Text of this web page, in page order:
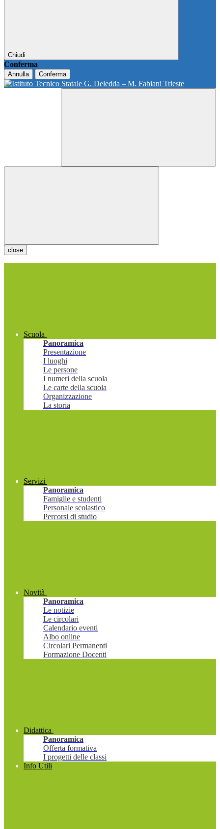
Chiudi
Conferma
Annulla Conferma
close
Scuola
Panoramica
Presentazione
I luoghi
Le persone
I numeri della scuola
Le carte della scuola
Organizzazione
La storia
Servizi
Panoramica
Famiglie e studenti
Personale scolastico
Percorsi di studio
Novità
Panoramica
Le notizie
Le circolari
Calendario eventi
Albo online
Circolari Permanenti
Formazione Docenti
Didattica
Panoramica
Offerta formativa
I progetti delle classi
Info Utili